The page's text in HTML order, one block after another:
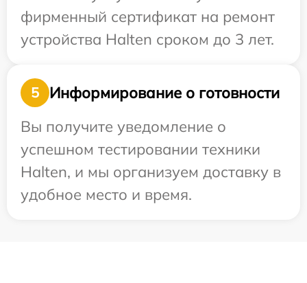
фирменный сертификат на ремонт
устройства Halten сроком до 3 лет.
5
Информирование о готовности
Вы получите уведомление о
успешном тестировании техники
Halten, и мы организуем доставку в
удобное место и время.